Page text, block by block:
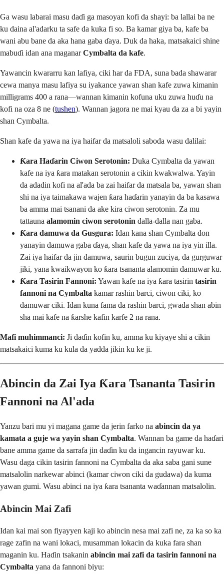
Ga wasu labarai masu daɗi ga masoyan kofi da shayi: ba lallai ba ne
ku daina al'adarku ta safe da kuka fi so. Ba kamar giya ba, kafe ba
wani abu bane da aka hana gaba ɗaya. Duk da haka, matsakaici shine
mabuɗi idan ana maganarCymbalta da kafe.
Yawancin kwararru kan lafiya, ciki har da FDA, suna bada shawarar
cewa manya masu lafiya su iyakance yawan shan kafe zuwa kimanin
milligrams 400 a rana—wannan kimanin kofuna uku zuwa huɗu na
kofi na oza 8 ne (tushen). Wannan jagora ne mai kyau da za a bi yayin
shan Cymbalta.
Shan kafe da yawa na iya haifar da matsaloli saboda wasu dalilai:
Ƙara Haɗarin Ciwon Serotonin: Duka Cymbalta da yawan
kafe na iya ƙara matakan serotonin a cikin kwakwalwa. Yayin
da adadin kofi na al'ada ba zai haifar da matsala ba, yawan shan
shi na iya taimakawa wajen ƙara haɗarin yanayin da ba kasawa
ba amma mai tsanani da ake kira ciwon serotonin. Za mu
tattauna alamomin ciwon serotonin dalla-dalla nan gaba.
Ƙara damuwa da Gusgura: Idan kana shan Cymbalta don
yanayin damuwa gaba ɗaya, shan kafe da yawa na iya yin illa.
Zai iya haifar da jin damuwa, saurin bugun zuciya, da gurguwar
jiki, yana kwaikwayon ko ƙara tsananta alamomin damuwar ku.
Ƙara Tasirin Fannoni: Yawan kafe na iya ƙara tasirin tasirin
fannoni na Cymbalta kamar rashin barci, ciwon ciki, ko
damuwar ciki. Idan kuna fama da rashin barci, gwada shan abin
sha mai kafe na ƙarshe kafin karfe 2 na rana.
Mafi muhimmanci: Ji daɗin kofin ku, amma ku kiyaye shi a cikin
matsakaici kuma ku kula da yadda jikin ku ke ji.
Abincin da Zai Iya Ƙara Tsananta Tasirin
Fannoni na Al'ada
Yanzu bari mu yi magana game da jerin farko na abincin da ya
kamata a guje wa yayin shan Cymbalta. Wannan ba game da haɗari
bane amma game da sarrafa jin daɗin ku da ingancin rayuwar ku.
Wasu daga cikin tasirin fannoni na Cymbalta da aka saba gani sune
matsalolin narkewar abinci (kamar ciwon ciki da gudawa) da kuma
yawan gumi. Wasu abinci na iya ƙara tsananta waɗannan matsalolin.
Abincin Mai Zafi
Idan kai mai son fiyayyen kaji ko abincin nesa mai zafi ne, za ka so ka
rage zafin na wani lokaci, musamman lokacin da kuka fara shan
maganin ku. Haɗin tsakanin abincin mai zafi da tasirin fannoni na
Cymbalta yana da fannoni biyu: